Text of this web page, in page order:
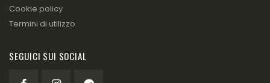
Cookie policy
Termini di utilizzo
SEGUICI SUI SOCIAL